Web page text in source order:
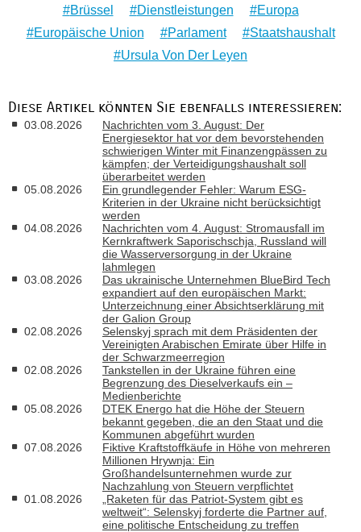
Brüssel Dienstleistungen
Europa
Europäische Union
Parlament
Staatshaushalt
Ursula Von Der Leyen
Diese Artikel könnten Sie ebenfalls interessieren:
03.08.2026
Nachrichten vom 3. August: Der
Energiesektor hat vor dem bevorstehenden
schwierigen Winter mit Finanzengpässen zu
kämpfen; der Verteidigungshaushalt soll
überarbeitet werden
05.08.2026
Ein grundlegender Fehler: Warum ESG-
Kriterien in der Ukraine nicht berücksichtigt
werden
04.08.2026
Nachrichten vom 4. August: Stromausfall im
Kernkraftwerk Saporischschja, Russland will
die Wasserversorgung in der Ukraine
lahmlegen
03.08.2026
Das ukrainische Unternehmen BlueBird Tech
expandiert auf den europäischen Markt:
Unterzeichnung einer Absichtserklärung mit
der Galion Group
02.08.2026
Selenskyj sprach mit dem Präsidenten der
Vereinigten Arabischen Emirate über Hilfe in
der Schwarzmeerregion
02.08.2026
Tankstellen in der Ukraine führen eine
Begrenzung des Dieselverkaufs ein –
Medienberichte
05.08.2026
DTEK Energo hat die Höhe der Steuern
bekannt gegeben, die an den Staat und die
Kommunen abgeführt wurden
07.08.2026
Fiktive Kraftstoffkäufe in Höhe von mehreren
Millionen Hrywnja: Ein
Großhandelsunternehmen wurde zur
Nachzahlung von Steuern verpflichtet
01.08.2026
„Raketen für das Patriot-System gibt es
weltweit“: Selenskyj forderte die Partner auf,
eine politische Entscheidung zu treffen